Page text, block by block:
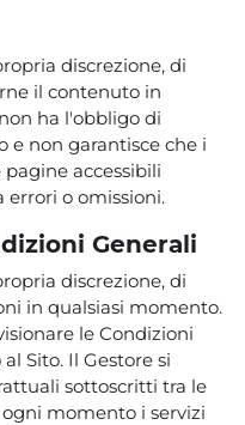
discrezione, di
il contenuto in
ha l'obbligo di
e non garantisce che i
accessibili
errori o omissioni.
Generali
discrezione, di
in qualsiasi momento.
le Condizioni
Sito. Il Gestore si
sottoscritti tra le
momento i servizi